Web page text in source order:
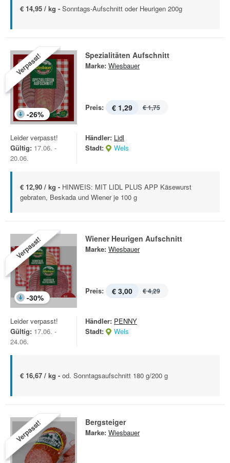
€ 14,95 / kg - Sonntags-Aufschnitt oder Heurigen 200g
Verpasst!
-26%
Spezialitäten Aufschnitt
Marke: Wiesbauer
Preis: € 1,29 € 1,75
Leider verpasst!
Gültig: 17.06. -
20.06.
Händler: Lidl
Stadt:
Wels
€ 12,90 / kg - HINWEIS: MIT LIDL PLUS APP Käsewurst
gebraten, Beskada und Wiener je 100 g
Verpasst!
-30%
Wiener Heurigen Aufschnitt
Marke: Wiesbauer
Preis: € 3,00 € 4,29
Leider verpasst!
Gültig: 17.06. -
24.06.
Händler: PENNY
Stadt:
Wels
€ 16,67 / kg - od. Sonntagsaufschnitt 180 g/200 g
Verpasst! Bergsteiger
Marke: Wiesbauer